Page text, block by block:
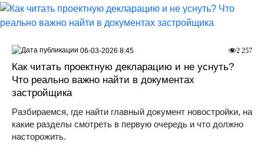
Как читать проектную декларацию и не уснуть?
Что реально важно найти в документах
застройщика
Разбираемся, где найти главный документ новостройки, на
какие разделы смотреть в первую очередь и что должно
насторожить.
2 257
06-03-2026 8:45